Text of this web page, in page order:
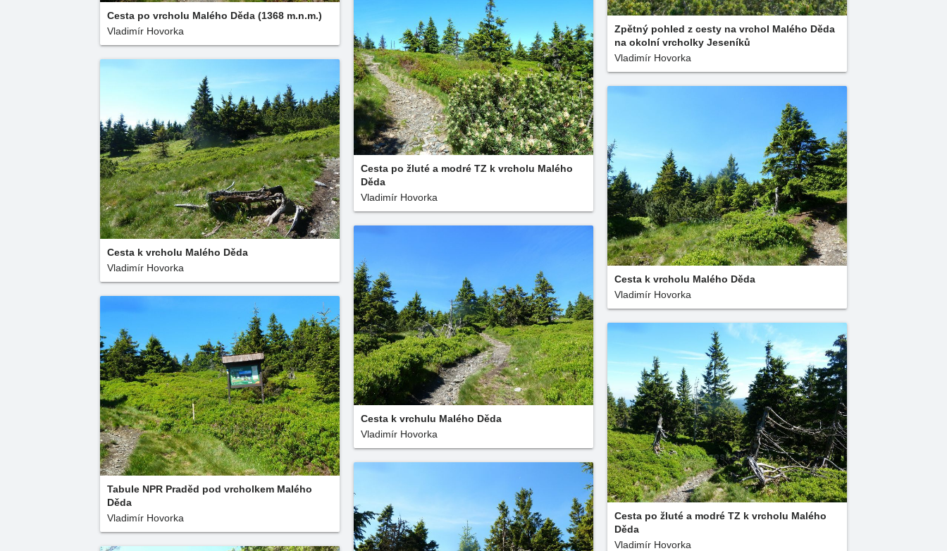
Cesta po vrcholu Malého Děda (1368 m.n.m.)
Vladimír Hovorka
Zpětný pohled z cesty na vrchol Malého Děda
na okolní vrcholky Jeseníků
Vladimír Hovorka
Cesta po žluté a modré TZ k vrcholu Malého
Děda
Vladimír Hovorka
Cesta k vrcholu Malého Děda
Vladimír Hovorka
Cesta k vrcholu Malého Děda
Vladimír Hovorka
Cesta k vrchulu Malého Děda
Vladimír Hovorka
Tabule NPR Praděd pod vrcholkem Malého
Děda
Vladimír Hovorka
Cesta po žluté a modré TZ k vrcholu Malého
Děda
Vladimír Hovorka